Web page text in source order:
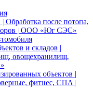
Обработка после потопа,
| ООО «Юг СЭС»
и складов |
овощехранилищ,
объектов |
фитнес, СПА |